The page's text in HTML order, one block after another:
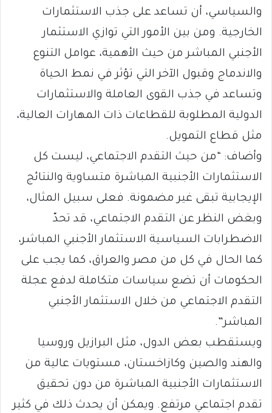
والسياسي، أن تساعد على جذب الاستثمارات
الخارجية. ومن بين الأمور التي توازي الاستثمار
الأجنبي المباشر من حيث الأهمية، عوامل التنوع
والاندماج وقبول الآخر التي تؤثر في نمط الحياة
وتساعد في جذب القوى العاملة والاستثمارات
الدولية المطلوبة للقطاعات ذات المهارات العالية،
مثل قطاع التمويل.
وأضاف: “من حيث التقدم الاجتماعي، ليست كل
الاستثمارات الأجنبية المباشرة متساوية والنتائج
الإيجابية تبقى غير مضمونة. فعلى سبيل المثال،
وبغض النظر عن التقدم الاجتماعي، قد تحدّ
الاضطرابات السياسية الاستثمار الأجنبي المباشر،
كما الحال في كل من مصر والعراق، كما يجب على
الحكومات أن تضع سياسات متكاملة لدفع عجلة
التقدم الاجتماعي من خلال الاستثمار الأجنبي
المباشر”.
ويستقطب بعض الدول، مثل البرازيل وروسيا
والهند والصين وكازاخستان، مستويات عالية من
الاستثمارات الأجنبية المباشرة من دون تحقيق
تقدم اجتماعي مرتفع. ويمكن أن يحدث ذلك في كثير